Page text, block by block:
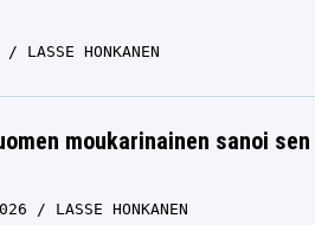
LASSE HONKANEN
moukarinainen sanoi sen
LASSE HONKANEN